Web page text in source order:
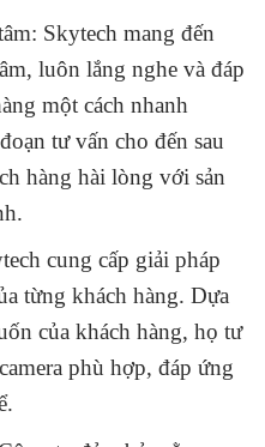
Skytech mang đến
luôn lắng nghe và đáp
một cách nhanh
tư vấn cho đến sau
hàng hài lòng với sản
cung cấp giải pháp
từng khách hàng. Dựa
của khách hàng, họ tư
phù hợp, đáp ứng